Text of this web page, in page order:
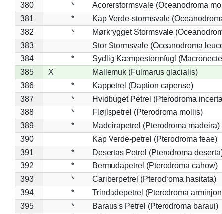
380
*
Acorerstormsvale (Oceanodroma
381
*
Kap Verde-stormsvale
382
*
Mørkrygget Stormsvale
383
Stor Stormsvale (Oceanodroma
384
*
Sydlig Kæmpestormfugl
385
X
Mallemuk (Fulmarus glacialis)
386
*
Kappetrel (Daption capense)
387
*
Hvidbuget Petrel (Pterodroma
388
*
Fløjlspetrel (Pterodroma mollis)
389
*
Madeirapetrel (Pterodroma madeira)
390
Kap Verde-petrel (Pterodroma feae)
391
*
Desertas Petrel (Pterodroma
392
*
Bermudapetrel (Pterodroma cahow)
393
*
Cariberpetrel (Pterodroma hasitata)
394
*
Trindadepetrel (Pterodroma
395
*
Baraus's Petrel (Pterodroma baraui)